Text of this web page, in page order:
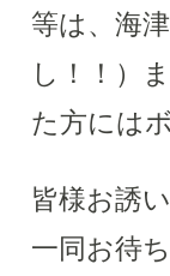
等は、海
し！！）
た方には
皆様お誘
一同お待